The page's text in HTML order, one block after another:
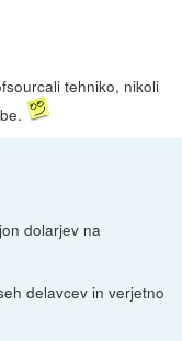
tehniko, nikoli
dolarjev na
delavcev in verjetno